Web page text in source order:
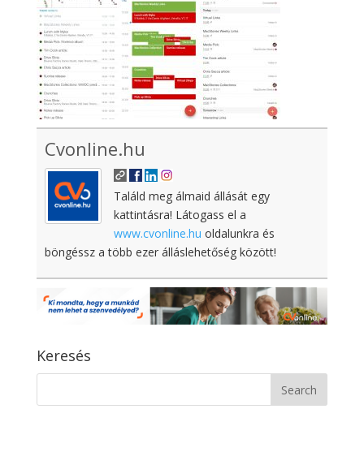
Cvonline.hu
Találd meg álmaid állását egy
kattintásra! Látogass el a
www.cvonline.hu oldalunkra és
böngéssz a több ezer álláslehetőség között!
Keresés